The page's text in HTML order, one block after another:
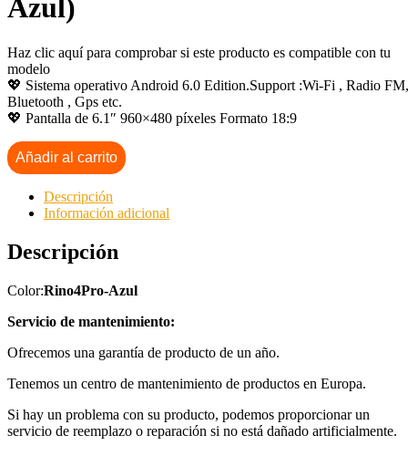
Azul)
Haz clic aquí para comprobar si este producto es compatible con tu
modelo
💖 Sistema operativo Android 6.0 Edition.Support :Wi-Fi , Radio FM,
Bluetooth , Gps etc.
💖 Pantalla de 6.1″ 960×480 píxeles Formato 18:9
Añadir al carrito
Descripción
Información adicional
Descripción
Color:Rino4Pro-Azul
Servicio de mantenimiento:
Ofrecemos una garantía de producto de un año.
Tenemos un centro de mantenimiento de productos en Europa.
Si hay un problema con su producto, podemos proporcionar un
servicio de reemplazo o reparación si no está dañado artificialmente.